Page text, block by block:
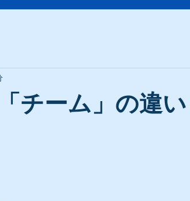
チーム」の違